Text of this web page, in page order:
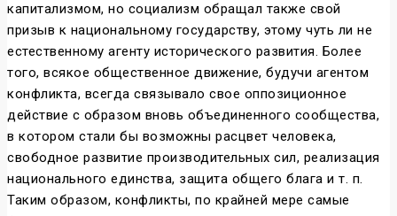
капитализмом, но социализм обращал также свой
призыв к национальному государству, этому чуть ли не
естественному агенту исторического развития. Более
того, всякое общественное движение, будучи агентом
конфликта, всегда связывало свое оппозиционное
действие с образом вновь объединенного сообщества,
в котором стали бы возможны расцвет человека,
свободное развитие производительных сил, реализация
национального единства, защита общего блага и т. п.
Таким образом, конфликты, по крайней мере самые